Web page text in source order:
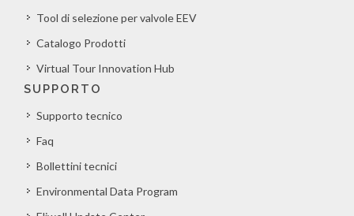
Tool di selezione per valvole EEV
Catalogo Prodotti
Virtual Tour Innovation Hub
SUPPORTO
Supporto tecnico
Faq
Bollettini tecnici
Environmental Data Program